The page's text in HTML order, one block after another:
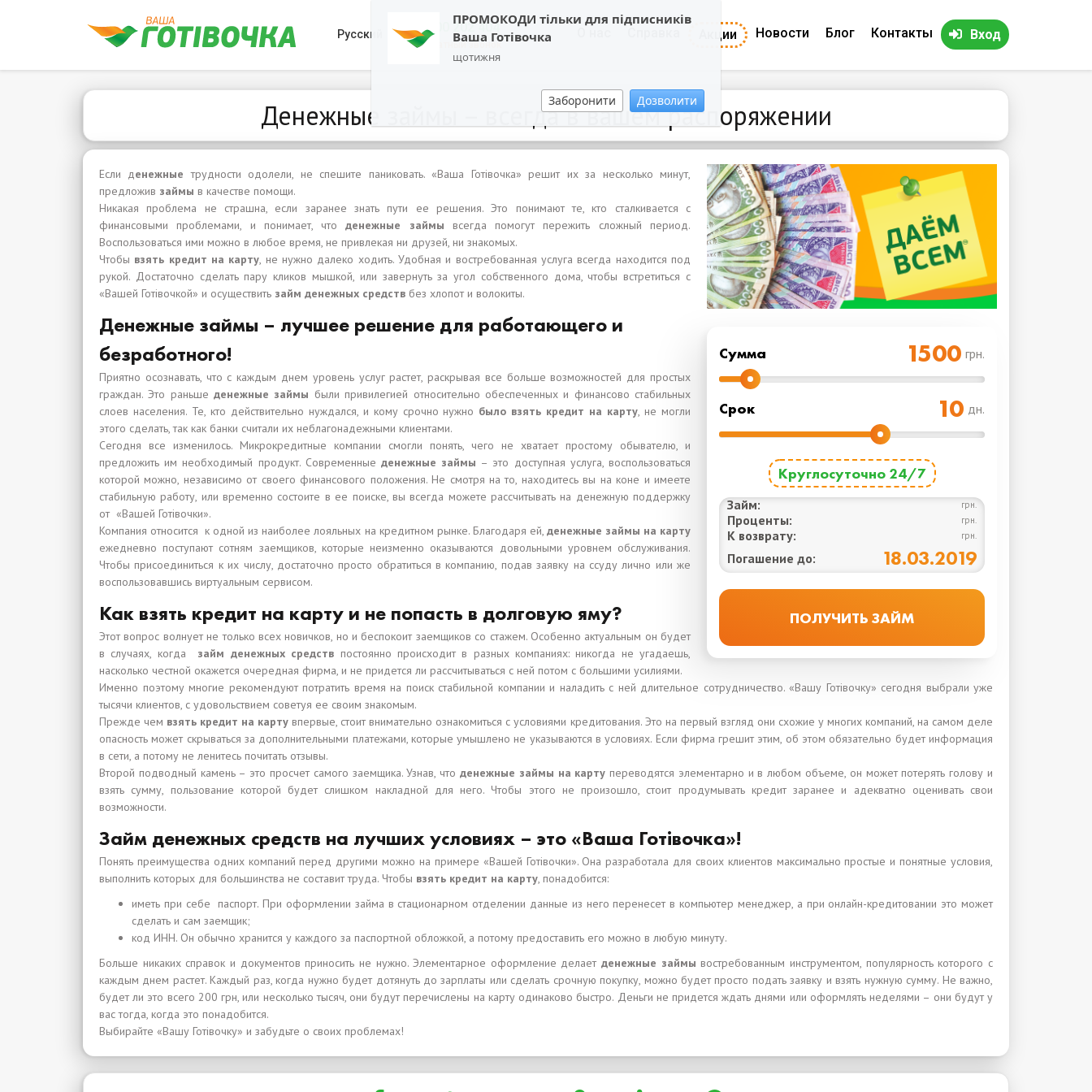
ПРОМОКОДИ тільки для підписників
Ваша Готівочка
щотижня
Заборонити Дозволити
Русский 0800 202 404
Обратный звонок
Акции Новости Блог Контакты Вход
Денежные займы – всегда в вашем распоряжении
Cумма грн.
Срок дн.
Круглосуточно 24/7
Займ: грн.
Проценты: грн.
К возврату: грн.
Погашение до: 18.03.2019
Если денежные трудности одолели, не спешите паниковать. «Ваша Готівочка» решит их за несколько минут,
предложив займы в качестве помощи.
Никакая проблема не страшна, если заранее знать пути ее решения. Это понимают те, кто сталкивается с
финансовыми проблемами, и понимает, чтоденежные займы всегда помогут пережить сложный период.
Воспользоваться ими можно в любое время, не привлекая ни друзей, ни знакомых.
Чтобы взять кредит на карту, не нужно далеко ходить. Удобная и востребованная услуга всегда находится под
рукой. Достаточно сделать пару кликов мышкой, или завернуть за угол собственного дома, чтобы встретиться с
«Вашей Готівочкой» и осуществить займ денежных средств без хлопот и волокиты.
Денежные займы – лучшее решение для работающего и
безработного!
Приятно осознавать, что с каждым днем уровень услуг растет, раскрывая все больше возможностей для простых
граждан. Это раньшеденежные займы были привилегией относительно обеспеченных и финансово стабильных
слоев населения. Те, кто действительно нуждался, и кому срочно нужно было взять кредит на карту, не могли
этого сделать, так как банки считали их неблагонадежными клиентами.
Сегодня все изменилось. Микрокредитные компании смогли понять, чего не хватает простому обывателю, и
предложить им необходимый продукт. Современные денежные займы – это доступная услуга, воспользоваться
которой можно, независимо от своего финансового положения. Не смотря на то, находитесь вы на коне и имеете
стабильную работу, или временно состоите в ее поиске, вы всегда можете рассчитывать на денежную поддержку
от «Вашей Готівочки».
Компания относится к одной из наиболее лояльных на кредитном рынке. Благодаря ей, денежные займы на карту
ежедневно поступают сотням заемщиков, которые неизменно оказываются довольными уровнем обслуживания.
Чтобы присоединиться к их числу, достаточно просто обратиться в компанию, подав заявку на ссуду лично или же
воспользовавшись виртуальным сервисом.
Как взять кредит на карту и не попасть в долговую яму?
Этот вопрос волнует не только всех новичков, но и беспокоит заемщиков со стажем. Особенно актуальным он будет
в случаях, когда займ денежных средств постоянно происходит в разных компаниях: никогда не угадаешь,
насколько честной окажется очередная фирма, и не придется ли рассчитываться с ней потом с большими усилиями.
Именно поэтому многие рекомендуют потратить время на поиск стабильной компании и наладить с ней длительное сотрудничество. «Вашу Готівочку» сегодня выбрали уже
тысячи клиентов, с удовольствием советуя ее своим знакомым.
Прежде чем взять кредит на карту впервые, стоит внимательно ознакомиться с условиями кредитования. Это на первый взгляд они схожие у многих компаний, на самом деле
опасность может скрываться за дополнительными платежами, которые умышлено не указываются в условиях. Если фирма грешит этим, об этом обязательно будет информация
в сети, а потому не ленитесь почитать отзывы.
Второй подводный камень – это просчет самого заемщика. Узнав, что денежные займы на карту переводятся элементарно и в любом объеме, он может потерять голову и
взять сумму, пользование которой будет слишком накладной для него. Чтобы этого не произошло, стоит продумывать кредит заранее и адекватно оценивать свои
возможности.
Займ денежных средств на лучших условиях – это «Ваша Готівочка»!
Понять преимущества одних компаний перед другими можно на примере «Вашей Готівочки». Она разработала для своих клиентов максимально простые и понятные условия,
выполнить которых для большинства не составит труда. Чтобы взять кредит на карту, понадобится:
иметь при себе паспорт. При оформлении займа в стационарном отделении данные из него перенесет в компьютер менеджер, а при онлайн-кредитовании это может
сделать и сам заемщик;
код ИНН. Он обычно хранится у каждого за паспортной обложкой, а потому предоставить его можно в любую минуту.
Больше никаких справок и документов приносить не нужно. Элементарное оформление делаетденежные займы востребованным инструментом, популярность которого с
каждым днем растет. Каждый раз, когда нужно будет дотянуть до зарплаты или сделать срочную покупку, можно будет просто подать заявку и взять нужную сумму. Не важно,
будет ли это всего 200 грн, или несколько тысяч, они будут перечислены на карту одинаково быстро. Деньги не придется ждать днями или оформлять неделями – они будут у
вас тогда, когда это понадобится.
Выбирайте «Вашу Готівочку» и забудьте о своих проблемах!